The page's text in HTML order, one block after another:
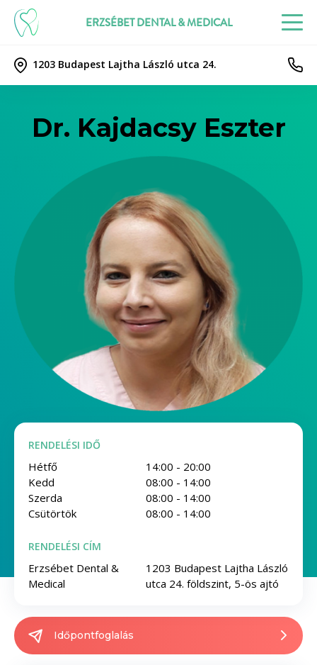
ERZSÉBET DENTAL & MEDICAL
1203 Budapest Lajtha László utca 24.
Dr. Kajdacsy Eszter
RENDELÉSI IDŐ
Hétfő
14:00 - 20:00
Kedd
08:00 - 14:00
Szerda
08:00 - 14:00
Csütörtök
08:00 - 14:00
RENDELÉSI CÍM
Erzsébet Dental &
Medical
1203 Budapest Lajtha László
utca 24. földszint, 5-ös ajtó
Időpontfoglalás